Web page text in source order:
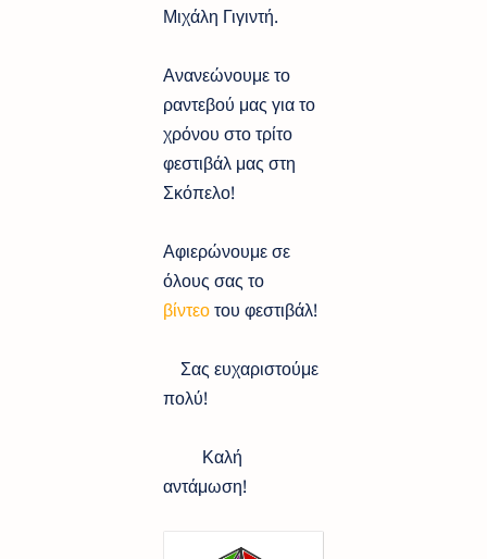
Μιχάλη Γιγιντή.
Ανανεώνουμε το
ραντεβού μας για το
χρόνου στο τρίτο
φεστιβάλ μας στη
Σκόπελο!
Αφιερώνουμε σε
όλους σας το
βίντεοτου φεστιβάλ!
Σας ευχαριστούμε
πολύ!
Καλή
αντάμωση!